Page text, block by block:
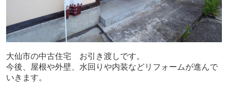
大仙市の中古住宅 お引き渡しです。
今後、屋根や外壁、水回りや内装などリフォームが進んで
いきます。